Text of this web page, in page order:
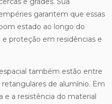
garantem que essas
estado ao longo do
proteção em residências e
também estão entre
de alumínio. Em
e a resistência do material